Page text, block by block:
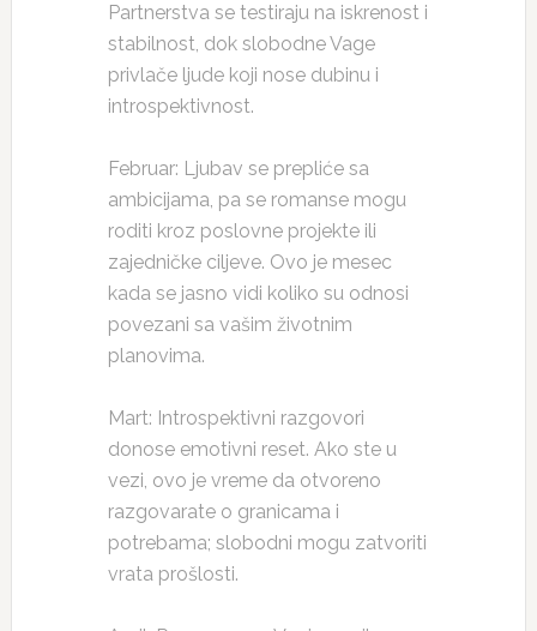
Partnerstva se testiraju na iskrenost i
stabilnost, dok slobodne Vage
privlače ljude koji nose dubinu i
introspektivnost.
Februar: Ljubav se prepliće sa
ambicijama, pa se romanse mogu
roditi kroz poslovne projekte ili
zajedničke ciljeve. Ovo je mesec
kada se jasno vidi koliko su odnosi
povezani sa vašim životnim
planovima.
Mart: Introspektivni razgovori
donose emotivni reset. Ako ste u
vezi, ovo je vreme da otvoreno
razgovarate o granicama i
potrebama; slobodni mogu zatvoriti
vrata prošlosti.